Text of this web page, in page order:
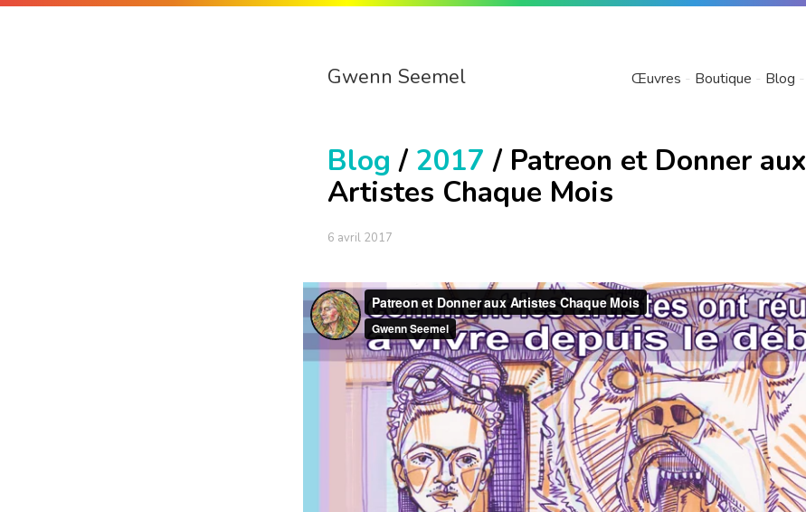
Gwenn Seemel Œuvres Boutique Blog
Blog / 2017 / Patreon et Donner aux
Artistes Chaque Mois
6 avril 2017